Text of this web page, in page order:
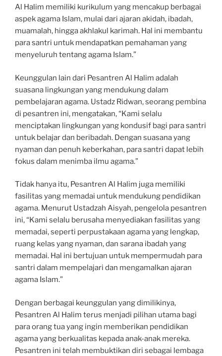
Al Halim memiliki kurikulum yang mencakup berbagai
aspek agama Islam, mulai dari ajaran akidah, ibadah,
muamalah, hingga akhlakul karimah. Hal ini membantu
para santri untuk mendapatkan pemahaman yang
menyeluruh tentang agama Islam.”
Keunggulan lain dari Pesantren Al Halim adalah
suasana lingkungan yang mendukung dalam
pembelajaran agama. Ustadz Ridwan, seorang pembina
di pesantren ini, mengatakan, “Kami selalu
menciptakan lingkungan yang kondusif bagi para santri
untuk belajar dan beribadah. Dengan suasana yang
nyaman dan penuh keberkahan, para santri dapat lebih
fokus dalam menimba ilmu agama.”
Tidak hanya itu, Pesantren Al Halim juga memiliki
fasilitas yang memadai untuk mendukung pendidikan
agama. Menurut Ustadzah Aisyah, pengelola pesantren
ini, “Kami selalu berusaha menyediakan fasilitas yang
memadai, seperti perpustakaan agama yang lengkap,
ruang kelas yang nyaman, dan sarana ibadah yang
memadai. Hal ini bertujuan untuk mempermudah para
santri dalam mempelajari dan mengamalkan ajaran
agama Islam.”
Dengan berbagai keunggulan yang dimilikinya,
Pesantren Al Halim terus menjadi pilihan utama bagi
para orang tua yang ingin memberikan pendidikan
agama yang berkualitas kepada anak-anak mereka.
Pesantren ini telah membuktikan diri sebagai lembaga